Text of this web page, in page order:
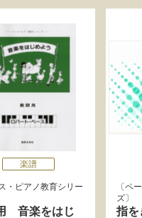
楽譜
・ピアノ教育シリー
音楽をはじ
ペ
ズ
指